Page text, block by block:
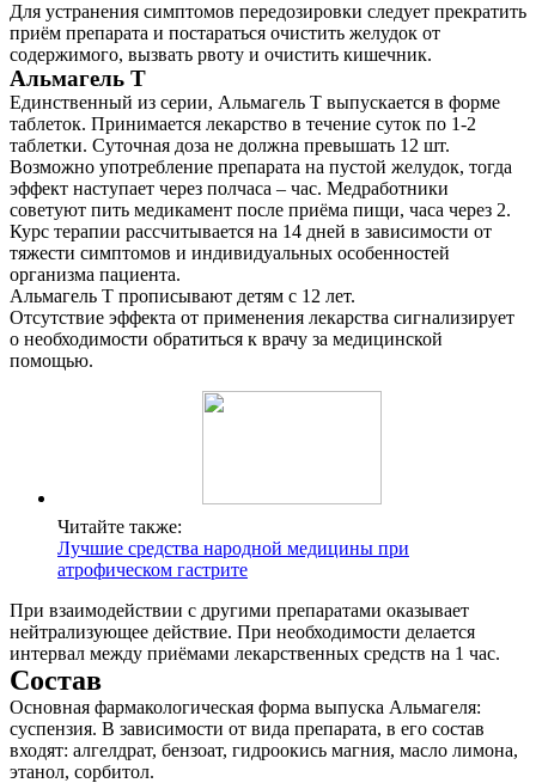
Для устранения симптомов передозировки следует прекратить
приём препарата и постараться очистить желудок от
содержимого, вызвать рвоту и очистить кишечник.
Альмагель Т
Единственный из серии, Альмагель Т выпускается в форме
таблеток. Принимается лекарство в течение суток по 1-2
таблетки. Суточная доза не должна превышать 12 шт.
Возможно употребление препарата на пустой желудок, тогда
эффект наступает через полчаса – час. Медработники
советуют пить медикамент после приёма пищи, часа через 2.
Курс терапии рассчитывается на 14 дней в зависимости от
тяжести симптомов и индивидуальных особенностей
организма пациента.
Альмагель Т прописывают детям с 12 лет.
Отсутствие эффекта от применения лекарства сигнализирует
о необходимости обратиться к врачу за медицинской
помощью.
Читайте также:
Лучшие средства народной медицины при
атрофическом гастрите
При взаимодействии с другими препаратами оказывает
нейтрализующее действие. При необходимости делается
интервал между приёмами лекарственных средств на 1 час.
Состав
Основная фармакологическая форма выпуска Альмагеля:
суспензия. В зависимости от вида препарата, в его состав
входят: алгелдрат, бензоат, гидроокись магния, масло лимона,
этанол, сорбитол.